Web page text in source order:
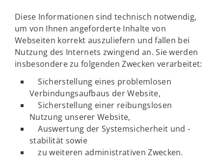
Diese Informationen sind technisch notwendig,
um von Ihnen angeforderte Inhalte von
Webseiten korrekt auszuliefern und fallen bei
Nutzung des Internets zwingend an. Sie werden
insbesondere zu folgenden Zwecken verarbeitet:
Sicherstellung eines problemlosen
Verbindungsaufbaus der Website,
Sicherstellung einer reibungslosen
Nutzung unserer Website,
Auswertung der Systemsicherheit und -
stabilität sowie
zu weiteren administrativen Zwecken.